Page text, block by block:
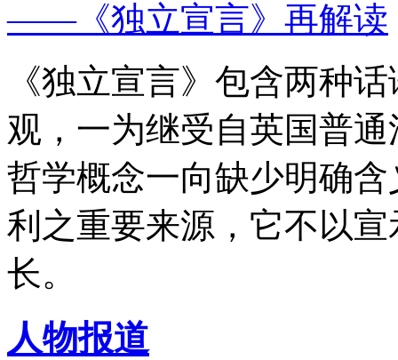
——《独立宣言》再解读
《独立宣言》包含两种
观，一为继受自英国普
哲学概念一向缺少明确
利之重要来源，它不以
长。
人物报道